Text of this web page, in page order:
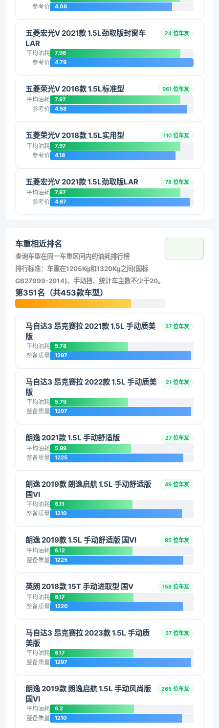
参考价 4.08
五菱宏光V 2021款 1.5L劲取版封窗车
LAR
24 位车友
平均油耗 7.96
参考价 4.79
五菱荣光V 2016款 1.5L标准型 961 位车友
平均油耗 7.97
参考价 4.58
五菱荣光V 2018款 1.5L实用型 110 位车友
平均油耗 7.97
参考价 4.18
五菱宏光V 2021款 1.5L劲取版LAR 78 位车友
平均油耗 7.97
参考价 4.67
车重相近排名
查询车型在同一车重区间内的油耗排行榜
排行标准：车重在1205Kg和1320Kg之间(国标
GB27999-2014)、手动挡、统计车主数不少于20。
第351名（共453款车型）
马自达3 昂克赛拉 2021款 1.5L 手动质美
版
37 位车友
平均油耗 5.78
整备质量 1297
马自达3 昂克赛拉 2022款 1.5L 手动质美
版
21 位车友
平均油耗 5.79
整备质量 1297
朗逸 2021款 1.5L 手动舒适版 27 位车友
平均油耗 5.99
整备质量 1225
朗逸 2019款 朗逸启航 1.5L 手动舒适版
国VI
49 位车友
平均油耗 6.11
整备质量 1210
朗逸 2019款 1.5L 手动舒适版 国VI 95 位车友
平均油耗 6.12
整备质量 1225
英朗 2018款 15T 手动进取型 国V 158 位车友
平均油耗 6.17
整备质量 1220
马自达3 昂克赛拉 2023款 1.5L 手动质
美版
57 位车友
平均油耗 6.17
整备质量 1297
朗逸 2019款 朗逸启航 1.5L 手动风尚版
国VI
265 位车友
平均油耗 6.2
整备质量 1210